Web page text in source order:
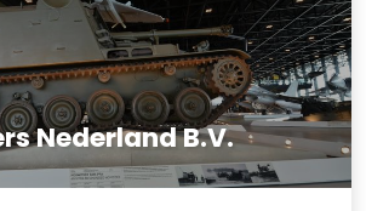
Nederland B.V.